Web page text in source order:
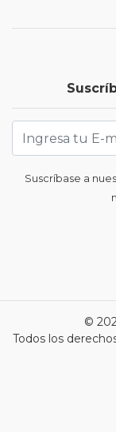
Suscríbase a
©
Todos los